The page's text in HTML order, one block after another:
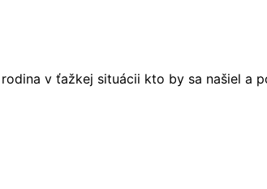
v ťažkej situácii kto by sa našiel a